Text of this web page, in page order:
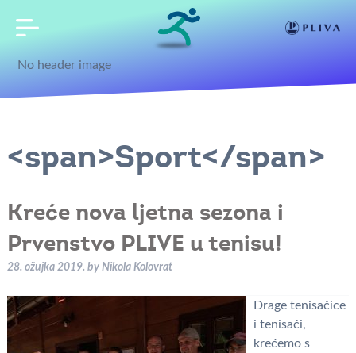
No header image
<span>Sport</span>
Kreće nova ljetna sezona i
Prvenstvo PLIVE u tenisu!
28. ožujka 2019. by Nikola Kolovrat
Drage tenisačice
i tenisači,
krećemo s